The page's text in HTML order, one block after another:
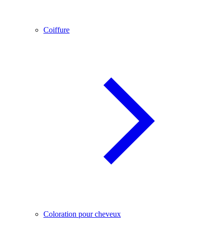
Coiffure
Coloration pour cheveux